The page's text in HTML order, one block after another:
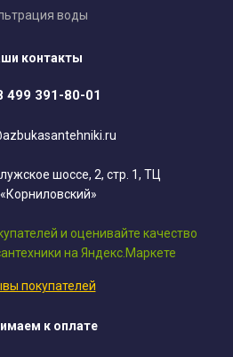
воды
контакты
499 391-80-01
шоссе, 2, стр. 1, ТЦ
«Корниловский»
покупателей
к оплате